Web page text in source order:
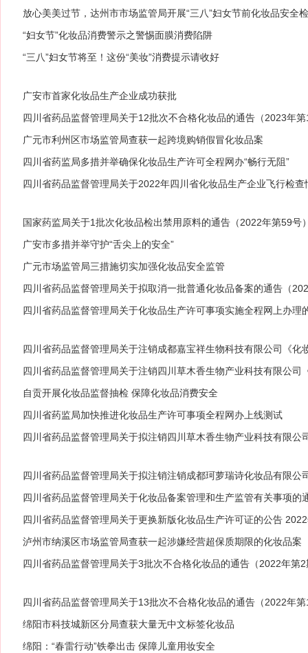
放心美美过节，达州市市场监管局开展“三八”妇女节前化妆品安全
“妇女节”化妆品消费警示之警惕面膜消费陷阱
“三八”妇女节将至！这份“美妆”消费提示请收好
广安市首家化妆品生产企业成功获批
四川省药品监督管理局关于12批次不合格化妆品的通告（2023年
广元市利州区市场监管局查获一起跨境购销假冒化妆品案
四川省药监局多措并举确保化妆品生产许可全程网办“畅行无阻”
四川省药品监督管理局关于2022年四川省化妆品生产企业飞行检查
国家药监局关于1批次化妆品检出禁用原料的通告（2022年第59号
广安市多措并举守护“舌尖上的安全”
广元市场监管局三措施切实加强化妆品安全监管
四川省药品监督管理局关于拟取消一批普通化妆品备案的通告（
四川省药品监督管理局关于化妆品生产许可事项实施全程网上办理
四川省药品监督管理局关于注销成都嘉宝祥生物科技有限公司《
12号）
四川省药品监督管理局关于注销四川草木香生物产业科技有限公
22〕10号）
自贡开展化妆品监督抽检 保障化妆品消费安全
四川省药监局加快推进化妆品生产许可事项全程网办上线测试
四川省药品监督管理局关于拟注销四川草木香生物产业科技有限
四川省药品监督管理局关于拟注销注销成都珂萝瑞诗化妆品有限
22〕9号)
四川省药品监督管理局关于化妆品备案管理和生产监管有关事项的
四川省药品监督管理局关于更换新版化妆品生产许可证的公告
泸州市纳溪区市场监管局查获一起涉嫌经营超保质期限的化妆品案
四川省药品监督管理局关于3批次不合格化妆品的通告（2022年第2
四川省药品监督管理局关于13批次不合格化妆品的通告（2022年
绵阳市科技城新区分局查获大量无中文标签化妆品
绵阳：“春雷行动”铁拳出击 保障儿童用妆安全